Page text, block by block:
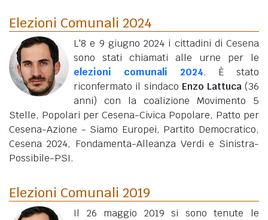
Elezioni Comunali 2024
L'8 e 9 giugno 2024 i cittadini di Cesena
sono stati chiamati alle urne per le
elezioni comunali 2024. È stato
riconfermato il sindaco Enzo Lattuca (36
anni) con la coalizione Movimento 5
Stelle, Popolari per Cesena-Civica Popolare, Patto per
Cesena-Azione - Siamo Europei, Partito Democratico,
Cesena 2024, Fondamenta-Alleanza Verdi e Sinistra-
Possibile-PSI.
Elezioni Comunali 2019
Il 26 maggio 2019 si sono tenute le